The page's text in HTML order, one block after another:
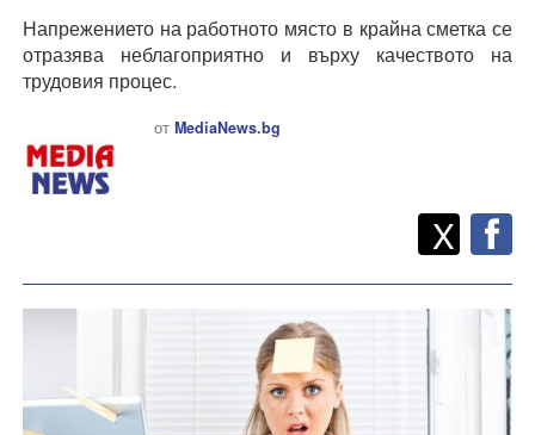
Напрежението на работното място в крайна сметка се
отразява неблагоприятно и върху качеството на
трудовия процес.
от MediaNews.bg
Споделете
X